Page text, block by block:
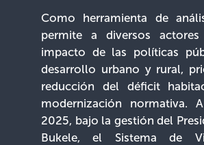
Como herramienta de
permite a diversos
impacto de las políticas
desarrollo urbano y rural,
reducción del déficit
modernización normativa.
2025, bajo la gestión del
Bukele, el Sistema de